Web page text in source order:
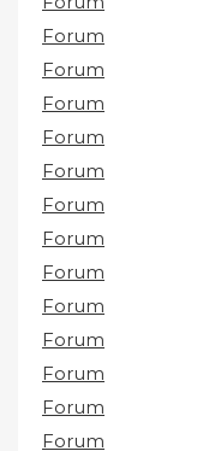
Forum
Forum
Forum
Forum
Forum
Forum
Forum
Forum
Forum
Forum
Forum
Forum
Forum